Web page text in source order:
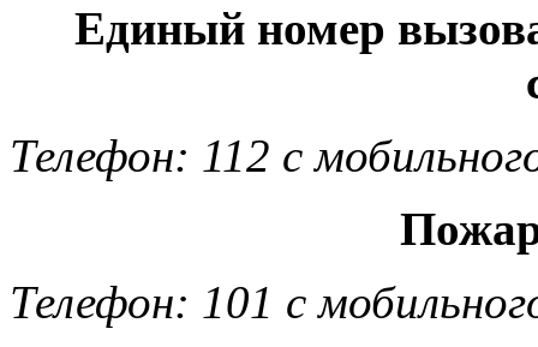
Единый номер
Телефон: 112 с
Телефон: 101 с